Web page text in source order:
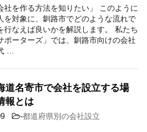
社を作る方法を知りたい」 このように
を対象に、釧路市でどのような流れで
行なえば良いかを解説します。 私たち
ポーターズ」では、釧路市向けの会社
…
道名寄市で会社を設立する場
報とは
-都道府県別の会社設立